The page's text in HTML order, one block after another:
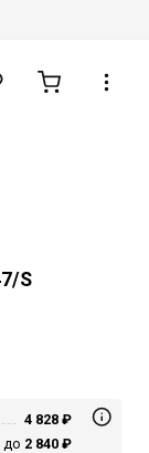
S
4 828 ₽
до 2 840 ₽